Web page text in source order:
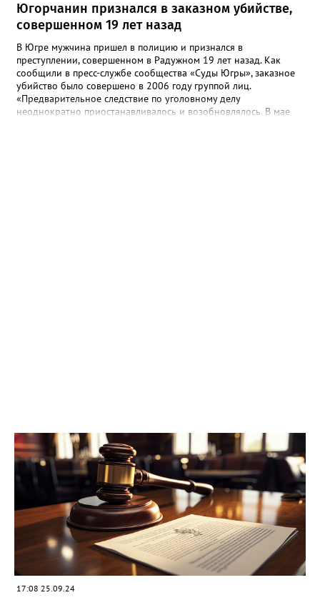
Югорчанин признался в заказном убийстве,
совершенном 19 лет назад
В Югре мужчина пришел в полицию и признался в
преступлении, совершенном в Радужном 19 лет назад. Как
сообщили в пресс-службе сообщества «Суды Югры», заказное
убийство было совершено в 2006 году группой лиц.
«Предварительное следствие по уголовному делу
неоднократно приостанавливалось и возобновлялось. В мае
17:08 25.09.24